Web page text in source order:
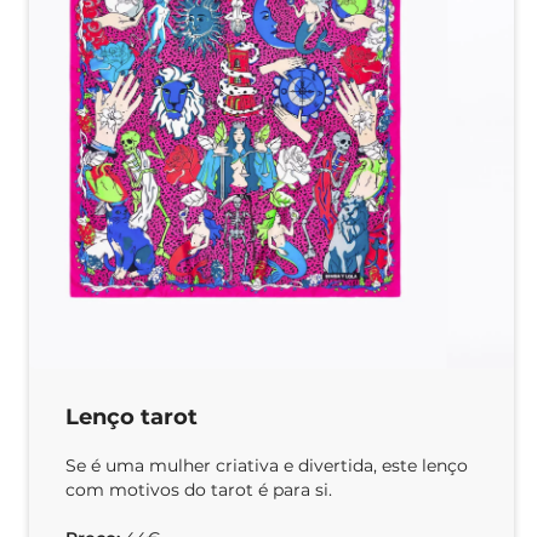
Lenço tarot
Se é uma mulher criativa e divertida, este lenço
com motivos do tarot é para si.